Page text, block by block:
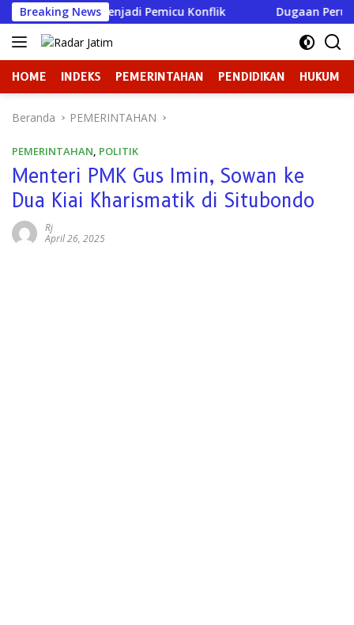
Langsung
ke
konten
Breaking News
Justru Menjadi Pemicu Konflik Dugaan Perundungan
HOME INDEKS PEMERINTAHAN PENDIDIKAN HUKUM
Beranda PEMERINTAHAN
PEMERINTAHAN, POLITIK
Menteri PMK Gus Imin, Sowan ke
Dua Kiai Kharismatik di Situbondo
Rj
April 26, 2025